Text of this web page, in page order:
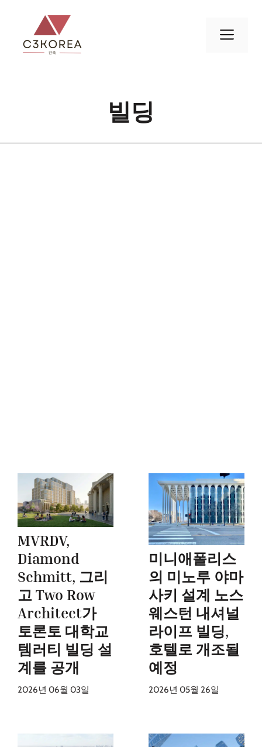
메
빌딩
MVRDV,
Diamond
Schmitt, 그리
고 Two Row
Architect가
토론토 대학교
템러티 빌딩 설
계를 공개
2026년 06월 03일
미니애폴리스
의 미노루 야마
사키 설계 노스
웨스턴 내셔널
라이프 빌딩,
호텔로 개조될
예정
2026년 05월 26일